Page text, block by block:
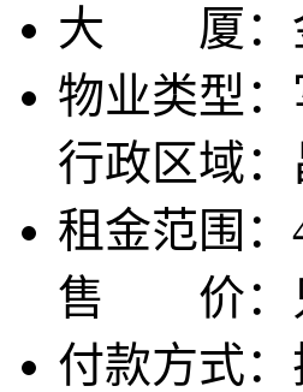
大 厦：
物业类型：
行政区域：
租金范围：
售 价：
付款方式：